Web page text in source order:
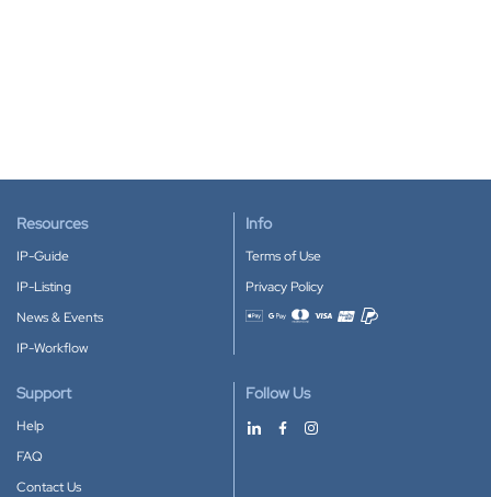
Resources
IP-Guide
IP-Listing
News & Events
IP-Workflow
Info
Terms of Use
Privacy Policy
Accepted payment methods
Support
Help
FAQ
Contact Us
Follow Us